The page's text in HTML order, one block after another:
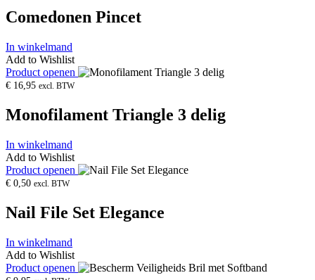
Comedonen Pincet
In winkelmand
Add to Wishlist
Product openen
€ 16,95 excl. BTW
Monofilament Triangle 3 delig
In winkelmand
Add to Wishlist
Product openen
€ 0,50 excl. BTW
Nail File Set Elegance
In winkelmand
Add to Wishlist
Product openen